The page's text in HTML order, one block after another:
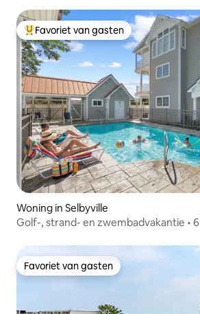
Topfavoriet van gasten
Favoriet van gasten
Woning in Selbyville
Golf-, strand- en zwembadvakantie • 6
Favoriet van gasten
Favoriet van gasten